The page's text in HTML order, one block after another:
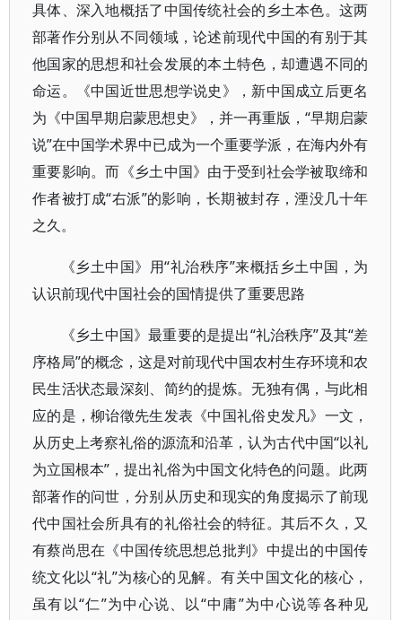
具体、深入地概括了中国传统社会的乡土本色。这两
部著作分别从不同领域，论述前现代中国的有别于其
他国家的思想和社会发展的本土特色，却遭遇不同的
命运。《中国近世思想学说史》，新中国成立后更名
为《中国早期启蒙思想史》，并一再重版，“早期启蒙
说”在中国学术界中已成为一个重要学派，在海内外有
重要影响。而《乡土中国》由于受到社会学被取缔和
作者被打成“右派”的影响，长期被封存，湮没几十年
之久。
《乡土中国》用“礼治秩序”来概括乡土中国，为
认识前现代中国社会的国情提供了重要思路
《乡土中国》最重要的是提出“礼治秩序”及其“差
序格局”的概念，这是对前现代中国农村生存环境和农
民生活状态最深刻、简约的提炼。无独有偶，与此相
应的是，柳诒徵先生发表《中国礼俗史发凡》一文，
从历史上考察礼俗的源流和沿革，认为古代中国“以礼
为立国根本”，提出礼俗为中国文化特色的问题。此两
部著作的问世，分别从历史和现实的角度揭示了前现
代中国社会所具有的礼俗社会的特征。其后不久，又
有蔡尚思在《中国传统思想总批判》中提出的中国传
统文化以“礼”为核心的见解。有关中国文化的核心，
虽有以“仁”为中心说、以“中庸”为中心说等各种见